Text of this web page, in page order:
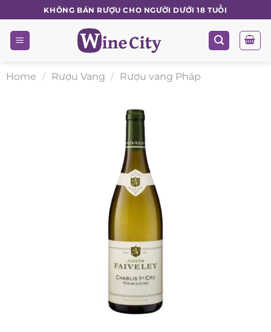
to
content
KHÔNG BÁN RƯỢU CHO NGƯỜI DƯỚI 18 TUỔI
Home / Rượu Vang / Rượu vang Pháp